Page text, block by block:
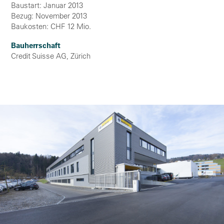
Baustart: Januar 2013
Bezug: November 2013
Baukosten: CHF 12 Mio.
Bauherrschaft
Credit Suisse AG, Zürich